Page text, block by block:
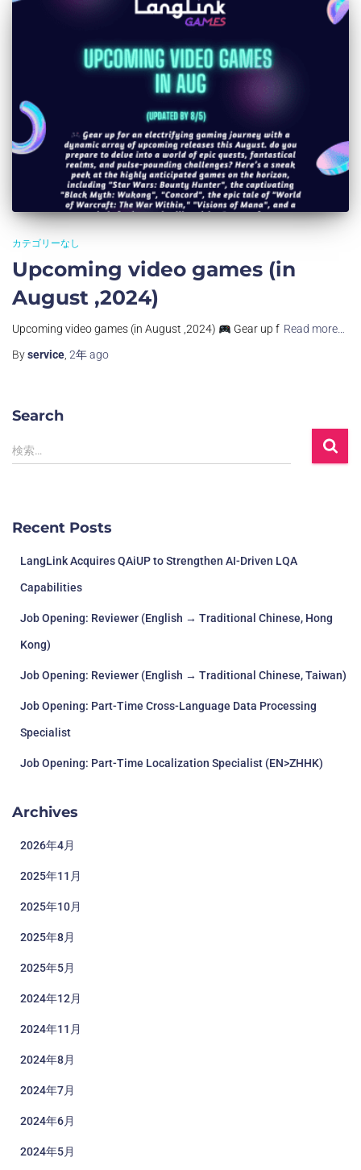
カテゴリーなし
Upcoming video games (in
August ,2024)
Upcoming video games (in August ,2024) Gear up f Read more…
Byservice, 2年ago
Search
検索…
Recent Posts
LangLink Acquires QAiUP to Strengthen AI-Driven LQA
Capabilities
Job Opening: Reviewer (English → Traditional Chinese, Hong
Kong)
Job Opening: Reviewer (English → Traditional Chinese, Taiwan)
Job Opening: Part-Time Cross-Language Data Processing
Specialist
Job Opening: Part-Time Localization Specialist (EN>ZHHK)
Archives
2026年4月
2025年11月
2025年10月
2025年8月
2025年5月
2024年12月
2024年11月
2024年8月
2024年7月
2024年6月
2024年5月